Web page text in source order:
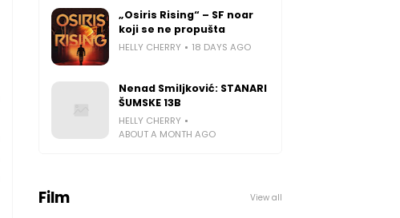
„Osiris Rising“ – SF noar
koji se ne propušta
HELLY CHERRY 18 DAYS AGO
Nenad Smiljković: STANARI
ŠUMSKE 13B
HELLY CHERRY
ABOUT A MONTH AGO
Film View all